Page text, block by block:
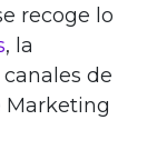
recoge lo
, la
de
Marketing